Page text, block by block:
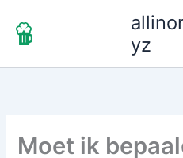
content
yz
Moet ik